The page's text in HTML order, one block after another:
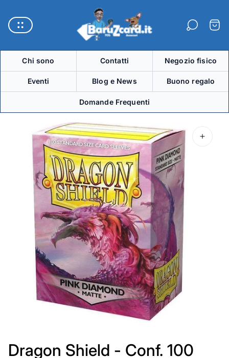
del
negozio"
Chi sono Contatti Negozio fisico
Eventi Blog e News Buono regalo
Domande Frequenti
Dragon Shield - Conf. 100